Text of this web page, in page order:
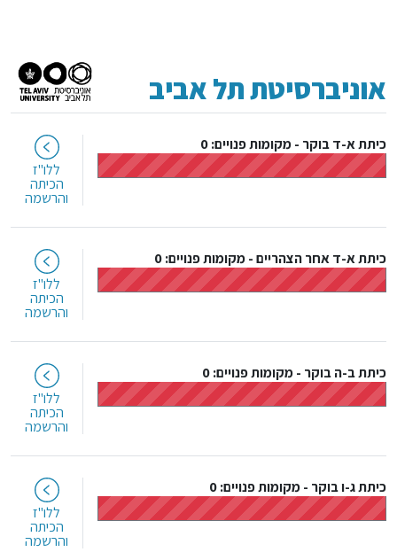
אוניברסיטת תל אביב
כיתת א-ד בוקר -מקומות פנויים: 0
ללו"ז
הכיתה
והרשמה
כיתת א-ד אחר הצהריים-מקומות פנויים: 0
ללו"ז
הכיתה
והרשמה
כיתת ב-ה בוקר -מקומות פנויים: 0
ללו"ז
הכיתה
והרשמה
כיתת ג-ו בוקר -מקומות פנויים: 0
ללו"ז
הכיתה
והרשמה